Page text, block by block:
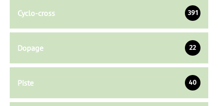
Cyclo-cross 391
Dopage 22
Piste 40